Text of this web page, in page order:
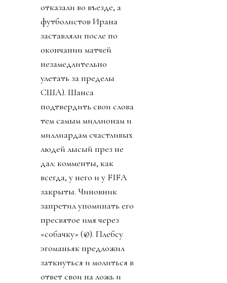
отказали во въезде, а
футболистов Ирана
заставляли после по
окончании матчей
незамедлительно
улетать за пределы
США). Шанса
подтвердить свои слова
тем самым миллионам и
миллиардам счастливых
людей лысый през не
дал: комменты, как
всегда, у него и у FIFA
закрыты. Чиновник
запретил упоминать его
пресвятое имя через
«собачку» (@). Плебсу
эгоманьяк предложил
заткнуться и молиться в
ответ свои на ложь и